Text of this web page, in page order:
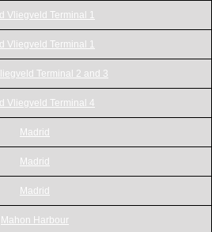
Vliegveld Terminal 1
Vliegveld Terminal 1
Terminal 2 and 3
Vliegveld Terminal 4
Madrid
Madrid
Madrid
Mahon Harbour